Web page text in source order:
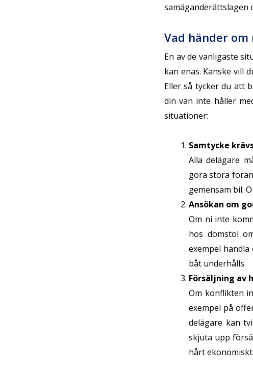
samäganderättslagen
Vad händer
En av de vanligaste
kan enas. Kanske vill
Eller så tycker du att
din vän inte håller
situationer:
Samtycke
Alla delägare
göra stora
gemensam bil.
Ansökan om
Om ni inte
hos domstol
exempel
båt underhålls.
Försäljning av
Om konflikten
exempel på
delägare kan
skjuta upp
hårt ekonomiskt.